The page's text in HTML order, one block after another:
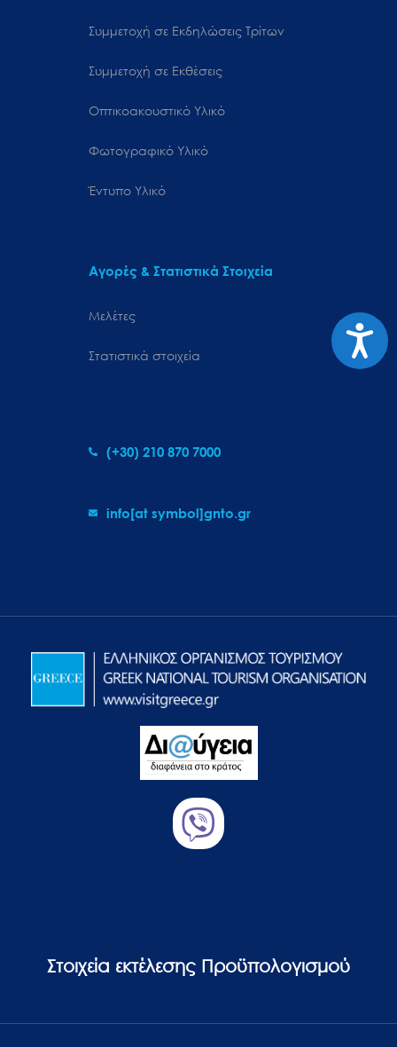
Συμμετοχή σε Εκδηλώσεις Τρίτων
Συμμετοχή σε Εκθέσεις
Οπτικοακουστικό Υλικό
Φωτογραφικό Υλικό
Έντυπο Υλικό
Αγορές & Στατιστικά Στοιχεία
Μελέτες
Στατιστικά στοιχεία
(+30) 210 870 7000
info[at symbol]gnto.gr
Στοιχεία εκτέλεσης Προϋπολογισμού